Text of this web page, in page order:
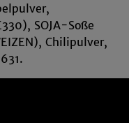
SOJA-Soße
Chilipulver,